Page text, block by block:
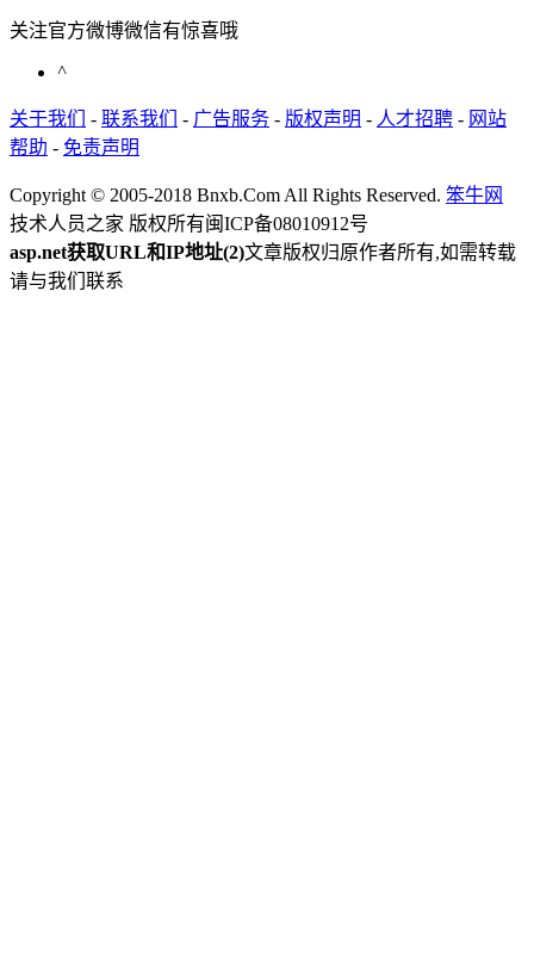
关注官方微博微信有惊喜哦
^
关于我们 - 联系我们 - 广告服务 - 版权声明 - 人才招聘 - 网站
帮助 - 免责声明
Copyright © 2005-2018 Bnxb.Com All Rights Reserved. 笨牛网
技术人员之家 版权所有闽ICP备08010912号
asp.net获取URL和IP地址(2)文章版权归原作者所有,如需转载
请与我们联系